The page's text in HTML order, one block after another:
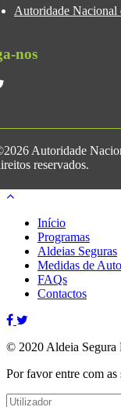
Autoridade Nacional
nos
Autoridade
reservados.
Início
Programas
Aldeias Seguras
Medidas de
FAQs
Contactos
© 2020 Aldeia Segura
Por favor entre com as